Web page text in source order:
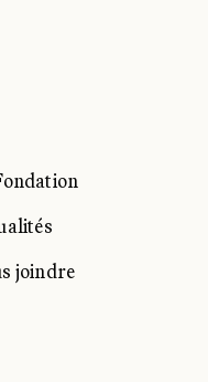
joindre
SUR